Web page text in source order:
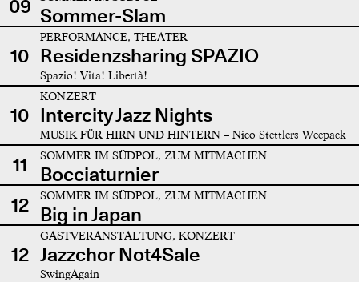
09 Sommer-Slam
10
PERFORMANCE, THEATER
Residenzsharing SPAZIO
Spazio! Vita! Libertà!
10
KONZERT
Intercity Jazz Nights
MUSIK FÜR HIRN UND HINTERN – Nico Stettlers Weepack
11 SOMMER IM SÜDPOL, ZUM MITMACHEN
Bocciaturnier
12
SOMMER IM SÜDPOL, ZUM MITMACHEN
Big in Japan
12
GASTVERANSTALTUNG, KONZERT
Jazzchor Not4Sale
SwingAgain